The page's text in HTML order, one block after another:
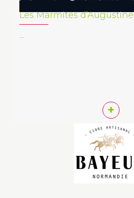
Les Marmites d’Augustine
…
+